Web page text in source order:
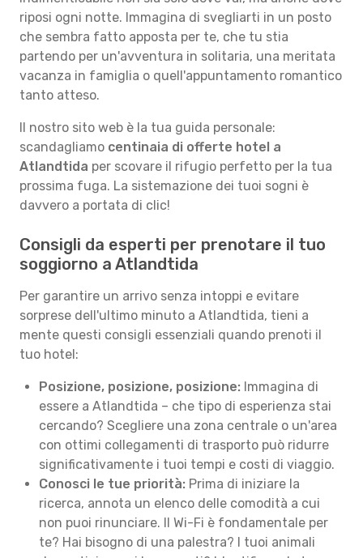
riposi ogni notte. Immagina di svegliarti in un posto
che sembra fatto apposta per te, che tu stia
partendo per un'avventura in solitaria, una meritata
vacanza in famiglia o quell'appuntamento romantico
tanto atteso.
Il nostro sito web è la tua guida personale:
scandagliamo centinaia di offerte hotel a
Atlandtida per scovare il rifugio perfetto per la tua
prossima fuga. La sistemazione dei tuoi sogni è
davvero a portata di clic!
Consigli da esperti per prenotare il tuo
soggiorno a Atlandtida
Per garantire un arrivo senza intoppi e evitare
sorprese dell'ultimo minuto a Atlandtida, tieni a
mente questi consigli essenziali quando prenoti il
tuo hotel:
Posizione, posizione, posizione: Immagina di
essere a Atlandtida – che tipo di esperienza stai
cercando? Scegliere una zona centrale o un'area
con ottimi collegamenti di trasporto può ridurre
significativamente i tuoi tempi e costi di viaggio.
Conosci le tue priorità: Prima di iniziare la
ricerca, annota un elenco delle comodità a cui
non puoi rinunciare. Il Wi-Fi è fondamentale per
te? Hai bisogno di una palestra? I tuoi animali